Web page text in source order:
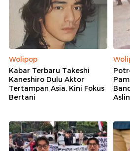
Wolipop
Kabar Terbaru Takeshi
Kaneshiro Dulu Aktor
Tertampan Asia, Kini Fokus
Bertani